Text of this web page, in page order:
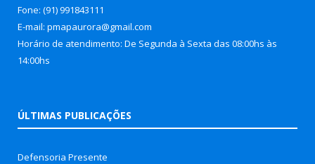
Fone: (91) 991843111
E-mail: pmapaurora@gmail.com
Horário de atendimento: De Segunda à Sexta das 08:00hs às
14:00hs
ÚLTIMAS PUBLICAÇÕES
Defensoria Presente